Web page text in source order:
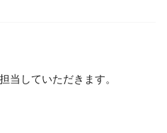
親の代わりはいない」——そ
のもと、自分の人生も大切に
きます♪
修も充実。個々のスキルや状
分らしく成長していける環境
当していただきます。